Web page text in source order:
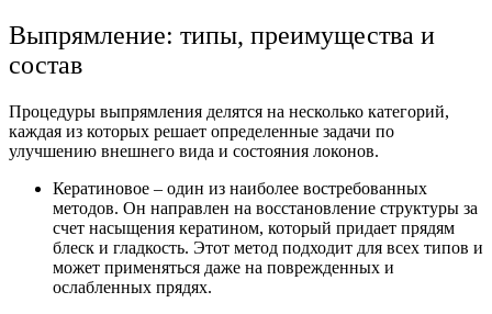
Выпрямление: типы, преимущества и
состав
Процедуры выпрямления делятся на несколько категорий,
каждая из которых решает определенные задачи по
улучшению внешнего вида и состояния локонов.
Кератиновое – один из наиболее востребованных
методов. Он направлен на восстановление структуры за
счет насыщения кератином, который придает прядям
блеск и гладкость. Этот метод подходит для всех типов и
может применяться даже на поврежденных и
ослабленных прядях.